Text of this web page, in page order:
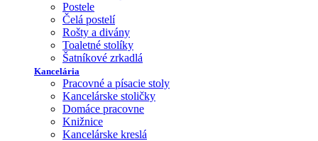
Postele
Čelá postelí
Rošty a divány
Toaletné stolíky
Šatníkové zrkadlá
Kancelária
Pracovné a písacie stoly
Kancelárske stoličky
Domáce pracovne
Knižnice
Kancelárske kreslá